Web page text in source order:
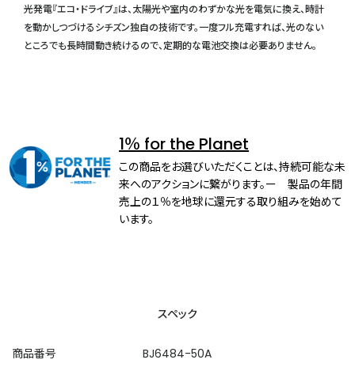
光発電『エコ・ドライブ』は、太陽光や室内のわずかな光を電気に換え、時計
を動かしつづけるシチズン独自の技術です。一度フル充電すれば、光のない
ところでも長時間動き続けるので、定期的な電池交換は必要ありません。
1％ for the Planet
この商品をお選びいただくことは、持続可能な未
来へのアクションに繋がります。ー 製品の年間
売上の１％を地球に還元する取り組みを始めて
います。
スペック
商品番号 BJ6484-50A